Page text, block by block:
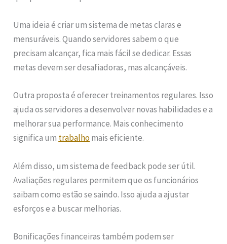
Uma ideia é criar um sistema de metas claras e
mensuráveis. Quando servidores sabem o que
precisam alcançar, fica mais fácil se dedicar. Essas
metas devem ser desafiadoras, mas alcançáveis.
Outra proposta é oferecer treinamentos regulares. Isso
ajuda os servidores a desenvolver novas habilidades e a
melhorar sua performance. Mais conhecimento
significa um trabalhomais eficiente.
Além disso, um sistema de feedback pode ser útil.
Avaliações regulares permitem que os funcionários
saibam como estão se saindo. Isso ajuda a ajustar
esforços e a buscar melhorias.
Bonificações financeiras também podem ser